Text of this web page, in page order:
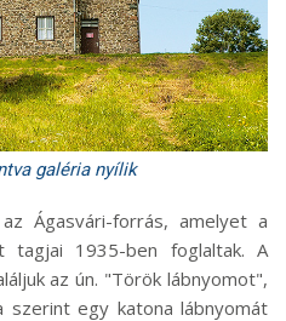
Ágasvári-forrás, amelyet a
tagjai 1935-ben foglaltak. A
az ún. "Török lábnyomot",
szerint egy katona lábnyomát